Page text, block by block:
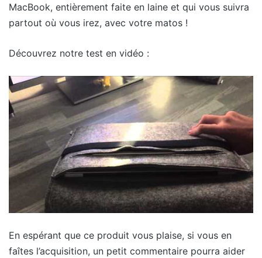
MacBook, entièrement faite en laine et qui vous suivra
partout où vous irez, avec votre matos !
Découvrez notre test en vidéo :
En espérant que ce produit vous plaise, si vous en
faîtes l’acquisition, un petit commentaire pourra aider